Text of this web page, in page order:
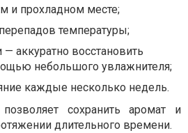
и прохладном месте;
температуры;
аккуратно восстановить
небольшого увлажнителя;
каждые несколько недель.
сохранить аромат и
длительного времени.